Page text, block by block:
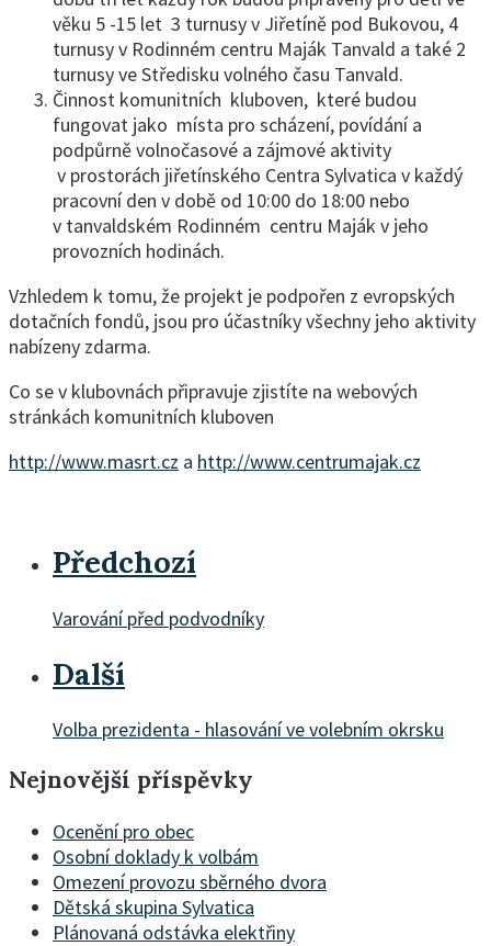
věku 5 -15 let 3 turnusy v Jiřetíně pod Bukovou, 4
turnusy v Rodinném centru Maják Tanvald a také 2
turnusy ve Středisku volného času Tanvald.
Činnost komunitních kluboven, které budou
fungovat jako místa pro scházení, povídání a
podpůrně volnočasové a zájmové aktivity
v prostorách jiřetínského Centra Sylvatica v každý
pracovní den v době od 10:00 do 18:00 nebo
v tanvaldském Rodinném centru Maják v jeho
provozních hodinách.
Vzhledem k tomu, že projekt je podpořen z evropských
dotačních fondů, jsou pro účastníky všechny jeho aktivity
nabízeny zdarma.
Co se v klubovnách připravuje zjistíte na webových
stránkách komunitních kluboven
http://www.masrt.cz a http://www.centrumajak.cz
Předchozí
Varování před podvodníky
Další
Volba prezidenta - hlasování ve volebním okrsku
Nejnovější příspěvky
Ocenění pro obec
Osobní doklady k volbám
Omezení provozu sběrného dvora
Dětská skupina Sylvatica
Plánovaná odstávka elektřiny